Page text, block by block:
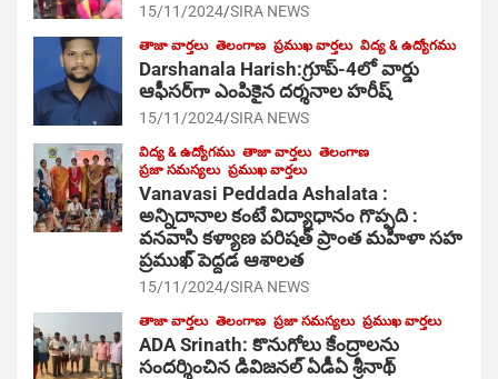
15/11/2024 SIRA NEWS
తాజా వార్తలు తెలంగాణ ప్రముఖ వార్తలు విద్య & ఉద్యోగము
Darshanala Harish:గ్రూప్-4లో వార్డు
ఆఫీసర్‌గా ఎంపికైన దర్శనాల హరీష్
15/11/2024 SIRA NEWS
విద్య & ఉద్యోగము తాజా వార్తలు తెలంగాణ
ప్రజా సమస్యలు ప్రముఖ వార్తలు
Vanavasi Peddada Ashalata :
అన్నిదానాల కంటే విద్యాధానం గొప్పది :
వనవాసి కళ్యాణ పరిషత్ ప్రాంత మహిళా సహ
ప్రముఖ్ పెద్దడ ఆశాలత
15/11/2024 SIRA NEWS
తాజా వార్తలు తెలంగాణ ప్రజా సమస్యలు ప్రముఖ వార్తలు
ADA Srinath: కొనుగోలు కేంద్రాల‌ను
సంద‌ర్శించిన డివిజనల్ ఏడీఏ శ్రీనాథ్